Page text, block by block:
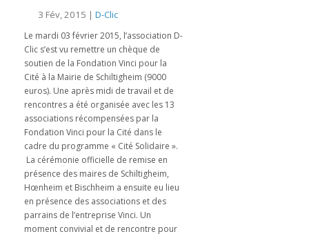
3 Fév, 2015 | D-Clic
Le mardi 03 février 2015, l’association D-
Clic s’est vu remettre un chèque de
soutien de la Fondation Vinci pour la
Cité à la Mairie de Schiltigheim (9000
euros). Une après midi de travail et de
rencontres a été organisée avec les 13
associations récompensées par la
Fondation Vinci pour la Cité dans le
cadre du programme « Cité Solidaire ».
La cérémonie officielle de remise en
présence des maires de Schiltigheim,
Hœnheim et Bischheim a ensuite eu lieu
en présence des associations et des
parrains de l’entreprise Vinci. Un
moment convivial et de rencontre pour